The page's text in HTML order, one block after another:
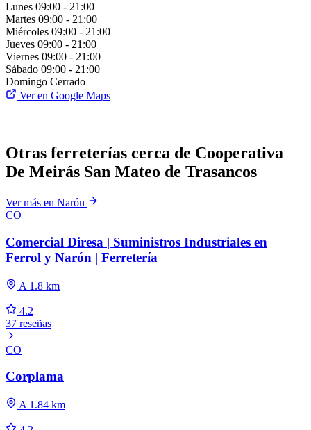
Lunes 09:00 - 21:00
Martes 09:00 - 21:00
Miércoles 09:00 - 21:00
Jueves 09:00 - 21:00
Viernes 09:00 - 21:00
Sábado 09:00 - 21:00
Domingo Cerrado
Ver en Google Maps
Otras ferreterías cerca de Cooperativa
De Meirás San Mateo de Trasancos
Ver más en Narón
CO
Comercial Diresa | Suministros Industriales en
Ferrol y Narón | Ferretería
A 1.8 km
4.2
37 reseñas
CO
Corplama
A 1.84 km